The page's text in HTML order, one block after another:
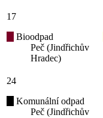
17
Bioodpad
Peč (Jindřichův
Hradec)
24
Komunální odpad
Peč (Jindřichův